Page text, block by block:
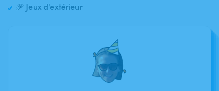
🥏 Jeux d'extérieur